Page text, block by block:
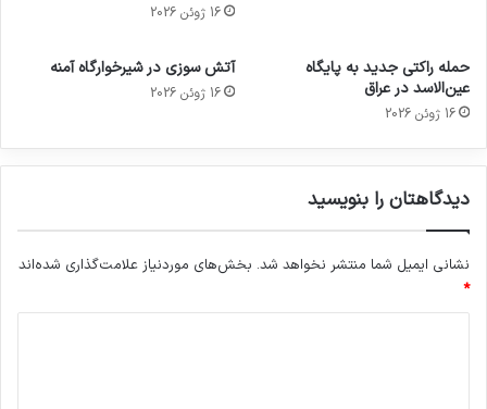
16 ژوئن 2026
حمله راکتی جدید به پایگاه
عین‌الاسد در عراق
16 ژوئن 2026
آتش سوزی در شیرخوارگاه آمنه
16 ژوئن 2026
دیدگاهتان را بنویسید
نشانی ایمیل شما منتشر نخواهد شد. بخش‌های موردنیاز علامت‌گذاری شده‌اند
*